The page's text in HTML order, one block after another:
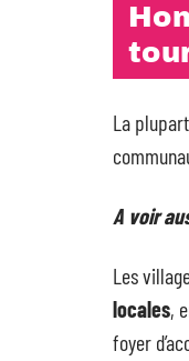
La
A voir
Les
locales,
foyer